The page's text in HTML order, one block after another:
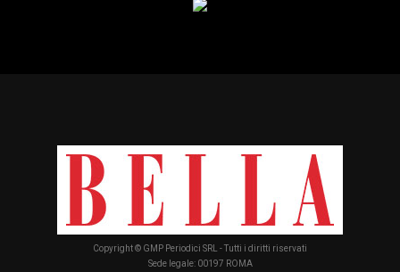
Copyright © GMP Periodici SRL - Tutti i diritti riservati
Sede legale: 00197 ROMA